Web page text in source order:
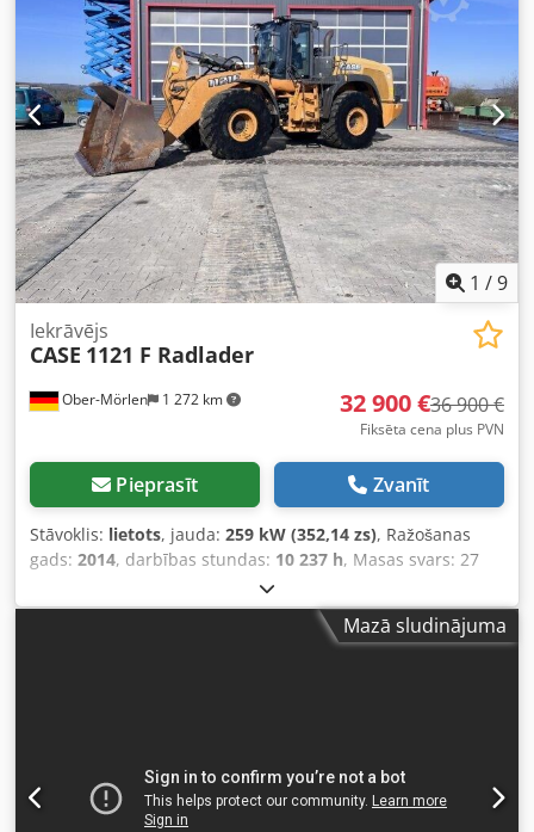
1 /9
Ober-Mörlen 1 272 km
Iekrāvējs
CASE 1121 F Radlader
32 900 €36 900 €
Fiksēta cena plus PVN
Pieprasīt Zvanīt
Stāvoklis: lietots, jauda: 259 kW (352,14 zs), Ražošanas
gads: 2014, darbības stundas: 10 237 h, Masas svars: 27
024 kg Lūdzu, sazinieties ar Emal Jaweed, lai iegūtu vairāk
informācijas. Riteņu iekrāvējs / Wheel Loader, Case 1121F,
izgatavošanas gads: 2014, darba stundas: 10 237 h,
augstums: 1 750 mm, pieejams video. Citi: * Piedāvājam
pārdošanai vairāk nekā 200 vienību. * Mūsu atrašanās
Mazā sludinājuma